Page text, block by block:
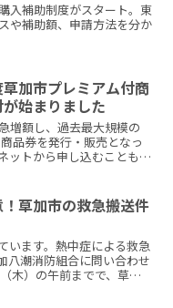
入補助制度がスタート。東
や補助額、申請方法を分か
加市プレミアム付商
始まりました
増額し、過去最大規模の
品券を発行・販売となっ
ットから申し込むこともで
草加市の救急搬送件
います。熱中症による救急
八潮消防組合に問い合わせ
木）の午前までで、草加